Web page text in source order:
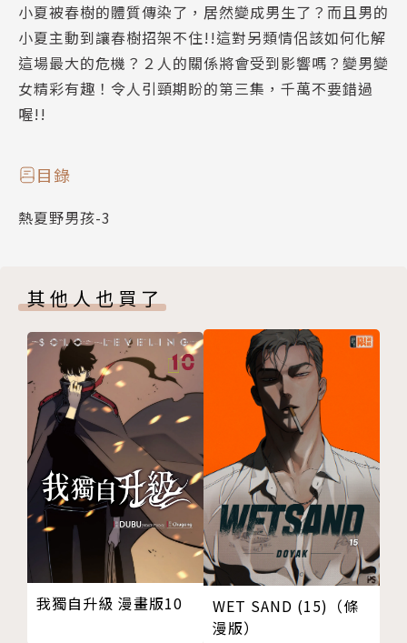
小夏被春樹的體質傳染了，居然變成男生了？而且男的
小夏主動到讓春樹招架不住!!這對另類情侶該如何化解
這場最大的危機？２人的關係將會受到影響嗎？變男變
女精彩有趣！令人引頸期盼的第三集，千萬不要錯過
喔!!
目錄
熱夏野男孩-3
其他人也買了
我獨自升級 漫畫版10
WET SAND (15)（條
漫版）